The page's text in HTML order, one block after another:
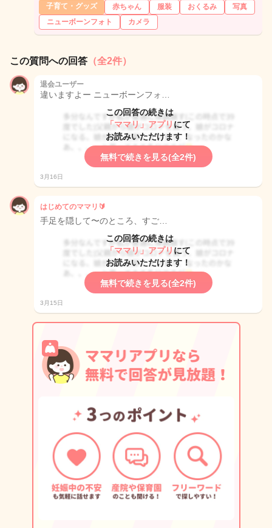
子育て・グッズ 赤ちゃん 服装 おくるみ
写真
ニューボーンフォト
カメラ
この質問への回答 （全2件）
退会ユーザー
違いますよー ニューボーンフォ…
この回答の続きは
「ママリ」アプリ にて
お読みいただけます！
無料で続きを見る(全2件)
3月16日
はじめてのママリ🔰
手足を隠して〜のところ、すご…
この回答の続きは
「ママリ」アプリ にて
お読みいただけます！
無料で続きを見る(全2件)
3月15日